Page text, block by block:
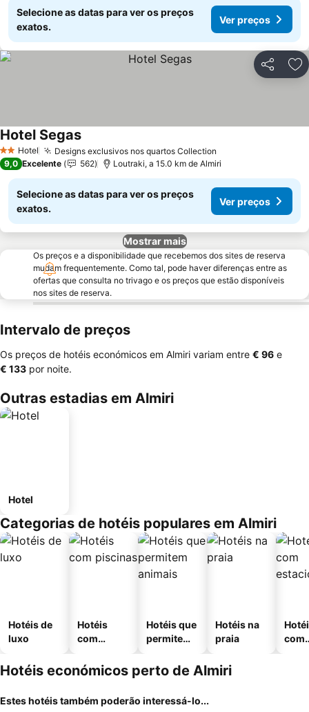
Selecione as datas para ver os preços
exatos.
Ver preços
Partilhar
2 Estrelas
Hotel Designs exclusivos nos quartos Collection
Hotel Segas
9,0 Excelente 562 Loutraki, a 15.0 km de Almiri
Selecione as datas para ver os preços
exatos.
Ver preços
Mostrar mais
Os preços e a disponibilidade que recebemos dos sites de reserva
mudam frequentemente. Como tal, pode haver diferenças entre as
ofertas que consulta no trivago e os preços que estão disponíveis
nos sites de reserva.
Intervalo de preços
Os preços de hotéis económicos em Almiri variam entre ‎€ 96 e
‎€ 133 por noite.
Outras estadias em Almiri
Hotel
Categorias de hotéis populares em Almiri
Hotéis de
luxo
Hotéis
com
Hotéis que
permitem
Hotéis na
praia
com
Hotéis económicos perto de Almiri
Estes hotéis também poderão interessá-lo...